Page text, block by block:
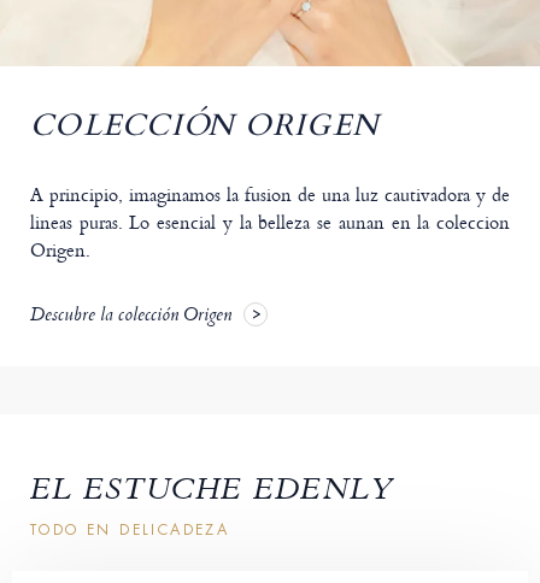
COLECCIÓN ORIGEN
A principio, imaginamos la fusion de una luz cautivadora y de
lineas puras. Lo esencial y la belleza se aunan en la coleccion
Origen.
Descubre la colección Origen
EL ESTUCHE EDENLY
TODO EN DELICADEZA